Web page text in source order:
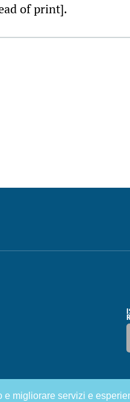
migliorare servizi e
of print].